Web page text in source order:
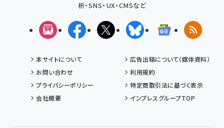
析・SNS・UX・CMSなど
メルマガFacebookX(エックス)BlueskyGoogleニュ
RSS
本サイトについて
広告出稿について（媒体資料）
お問い合わせ
利用規約
プライバシーポリシー
特定商取引法に基づく表示
会社概要
インプレスグループTOP